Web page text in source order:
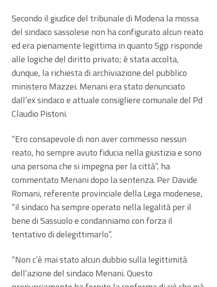
Secondo il giudice del tribunale di Modena la mossa
del sindaco sassolese non ha configurato alcun reato
ed era pienamente legittima in quanto Sgp risponde
alle logiche del diritto privato; è stata accolta,
dunque, la richiesta di archiviazione del pubblico
ministero Mazzei. Menani era stato denunciato
dall’ex sindaco e attuale consigliere comunale del Pd
Claudio Pistoni.
“Ero consapevole di non aver commesso nessun
reato, ho sempre avuto fiducia nella giustizia e sono
una persona che si impegna per la città”, ha
commentato Menani dopo la sentenza. Per Davide
Romani, referente provinciale della Lega modenese,
“il sindaco ha sempre operato nella legalità per il
bene di Sassuolo e condanniamo con forza il
tentativo di delegittimarlo”.
“Non c’è mai stato alcun dubbio sulla legittimità
dell’azione del sindaco Menani. Questo